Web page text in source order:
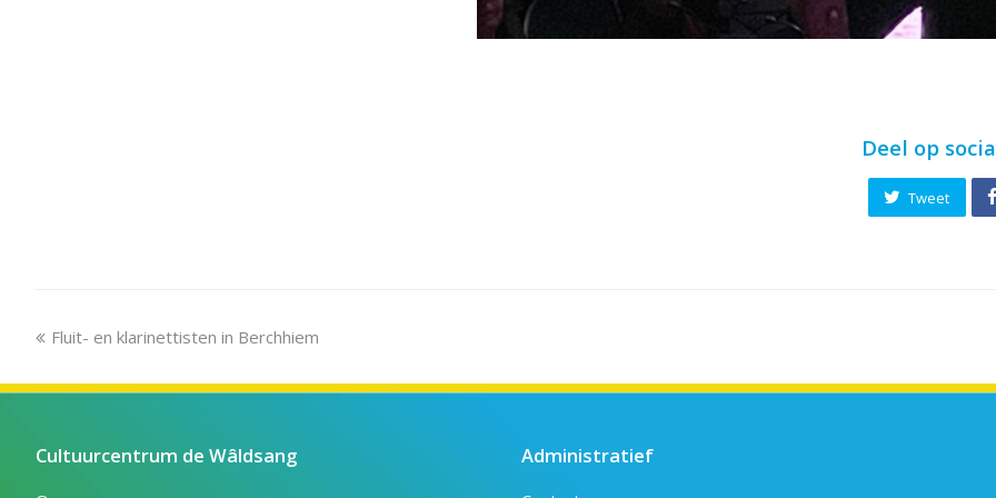
Deel op
Tweet
previous
Fluit- en klarinettisten in Berchhiem
Cultuurcentrum de Wâldsang Administratief